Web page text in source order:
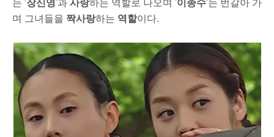
는 '장신영'과 사랑하는 역할로 나오며 '이종수'는 번갈아 가
며 그녀들을 짝사랑하는 역할이다.